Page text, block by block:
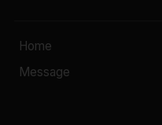
Home
Message